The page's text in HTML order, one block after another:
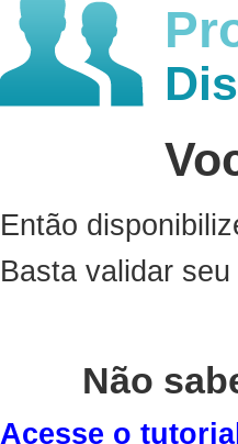
Então
Basta validar
Não
Acesse o tutorial